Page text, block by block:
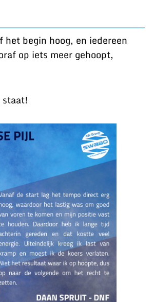
begin hoog, en iedereen
op iets meer gehoopt,